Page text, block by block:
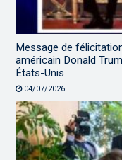
Message de
américain Donald
États-Unis
04/07/2026